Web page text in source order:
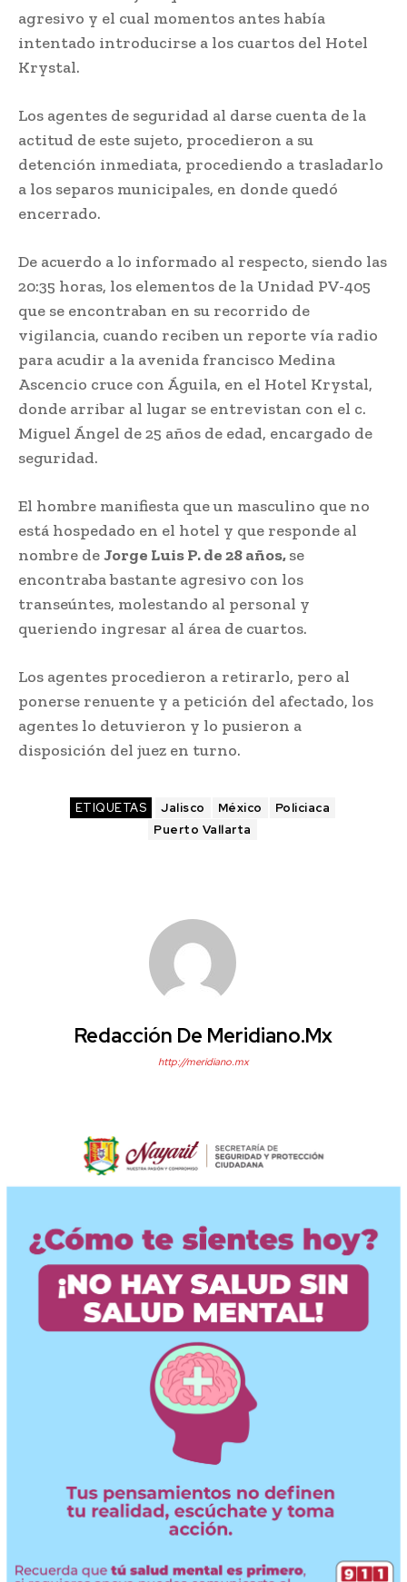
agresivo y el cual momentos antes había
intentado introducirse a los cuartos del Hotel
Krystal.
Los agentes de seguridad al darse cuenta de la
actitud de este sujeto, procedieron a su
detención inmediata, procediendo a trasladarlo
a los separos municipales, en donde quedó
encerrado.
De acuerdo a lo informado al respecto, siendo las
20:35 horas, los elementos de la Unidad PV-405
que se encontraban en su recorrido de
vigilancia, cuando reciben un reporte vía radio
para acudir a la avenida francisco Medina
Ascencio cruce con Águila, en el Hotel Krystal,
donde arribar al lugar se entrevistan con el c.
Miguel Ángel de 25 años de edad, encargado de
seguridad.
El hombre manifiesta que un masculino que no
está hospedado en el hotel y que responde al
nombre deJorge Luis P. de 28 años,se
encontraba bastante agresivo con los
transeúntes, molestando al personal y
queriendo ingresar al área de cuartos.
Los agentes procedieron a retirarlo, pero al
ponerse renuente y a petición del afectado, los
agentes lo detuvieron y lo pusieron a
disposición del juez en turno.
ETIQUETAS Jalisco México
Policiaca
Puerto Vallarta
Redacción De Meridiano.mx
http://meridiano.mx